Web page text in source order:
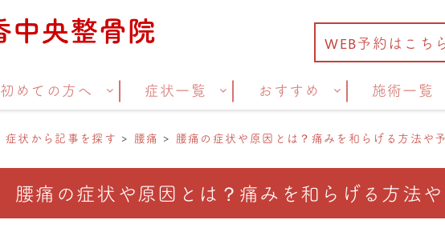
WEB予約はこち
初めての方へ 症状一覧 おすすめ 施術一覧
症状から記事を探す 腰痛 腰痛の症状や原因とは？痛みを和らげる方法や
腰痛の症状や原因とは？痛みを和らげる方法